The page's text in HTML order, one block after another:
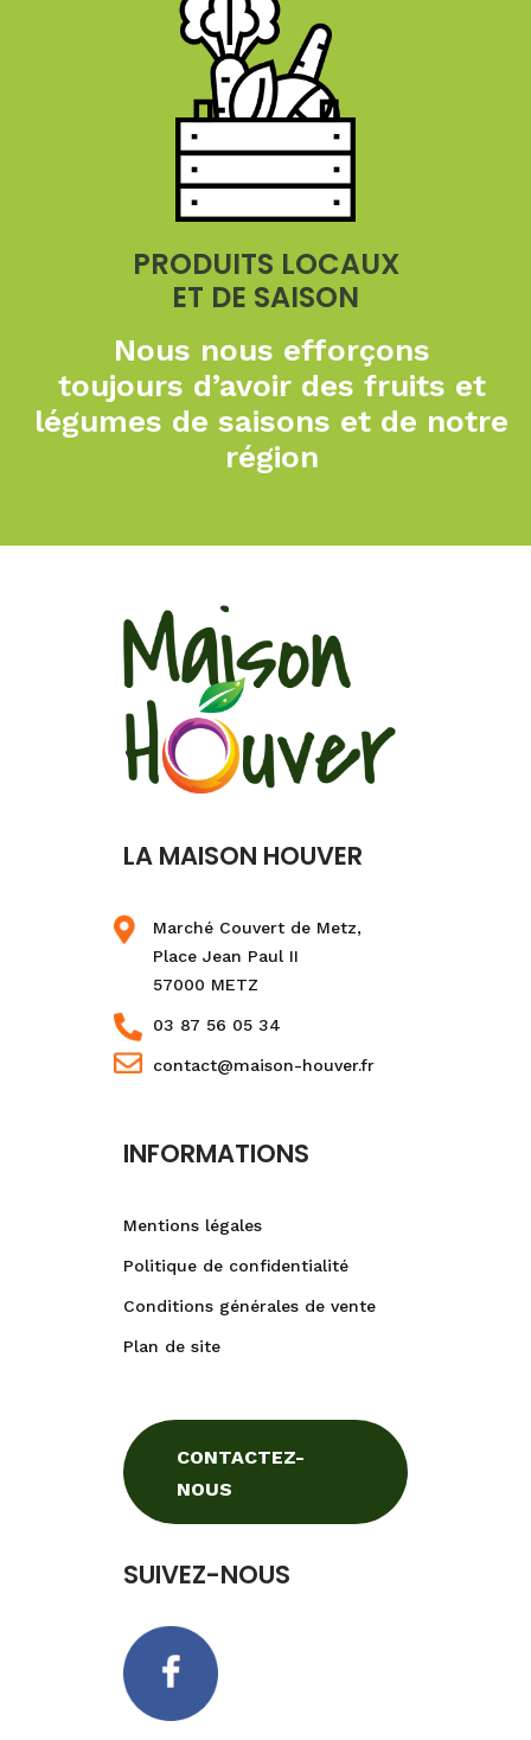
PRODUITS LOCAUX
ET DE SAISON
Nous nous efforçons
toujours d’avoir des fruits et
légumes de saisons et de notre
région
LA MAISON HOUVER
Marché Couvert de Metz,
Place Jean Paul II
57000 METZ
03 87 56 05 34
contact@maison-houver.fr
INFORMATIONS
Mentions légales
Politique de confidentialité
Conditions générales de vente
Plan de site
CONTACTEZ-
NOUS
SUIVEZ-NOUS